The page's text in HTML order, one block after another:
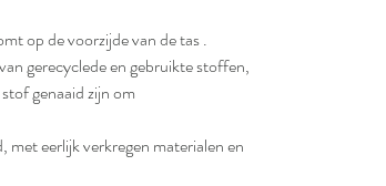
op de voorzijde van de tas .
gerecyclede en gebruikte stoffen,
genaaid zijn om
eerlijk verkregen materialen en